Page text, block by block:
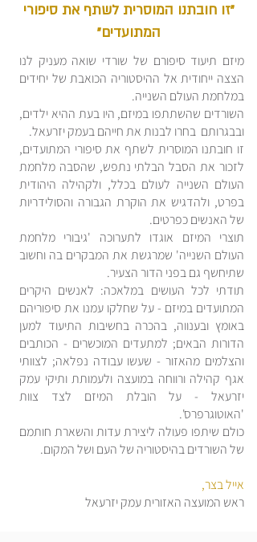
"זו חובתנו המוסרית לשתף את סיפורי
המתועדים"
מיזם תיעוד סיפורם של שורדי שואה מעניק לנו
הצצה ייחודית אל ההיסטוריה הכואבת של יחידים
במלחמת העולם השנייה.
השורדים שהשתתפו במיזם, היו בעת ההיא ילדים,
ובבגרותם בחרו לבנות את חייהם בעמק יזרעאל.
זו חובתנו המוסרית לשתף את סיפורי המתועדים,
לזכור את הסבל הבלתי נתפש, שהסבה מלחמת
העולם השנייה לעולם בכלל, ולקהילה היהודית
בפרט, ולהדגיש את הוקרת הגבורה והסולידריות
של האנשים כפרטים.
תוצרי המיזם אוגדו לתערוכה 'גיבורי מלחמת
העולם השנייה' שמרגשת את המבקרים בה וחשוב
שתיחשף גם בפני הדור הצעיר.
תודתי לכל העושים במלאכה: לאנשים היקרים
המתועדים במיזם - על שחלקו עמנו את סיפוריהם
באומץ ובענווה, בהכרה בחשיבות התיעוד למען
הדורות הבאים; למתעדים המוכשרים - הכותבים
והצלמים מהאזור - שעשו עבודה נפלאה; לצוותי
אגף קהילה ורווחה במועצה ולעמותת ותיקי עמק
יזרעאל - על הובלת המיזם לצד צוות
'האוטוגרפרס'.
כולם שיתפו פעולה ליצירת עדות והשארת חותמם
של השורדים בהיסטוריה של העם ושל המקום.
אייל בצר,
ראש המועצה האזורית עמק יזרעאל